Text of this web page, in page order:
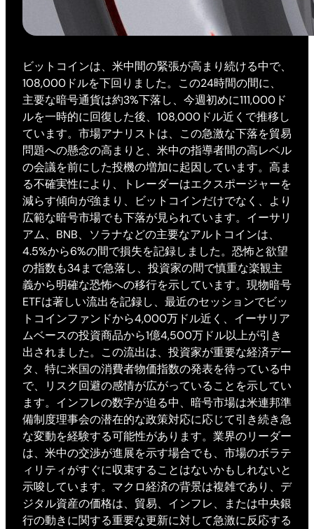
ビットコインは、米中間の緊張が高まり続ける中で、
108,000ドルを下回りました。この24時間の間に、
主要な暗号通貨は約3%下落し、今週初めに111,000ド
ルを一時的に回復した後、108,000ドル近くで推移し
ています。市場アナリストは、この急激な下落を貿易
問題への懸念の高まりと、米中の指導者間の高レベル
の会議を前にした投機の増加に起因しています。高ま
る不確実性により、トレーダーはエクスポージャーを
減らす傾向が強まり、ビットコインだけでなく、より
広範な暗号市場でも下落が見られています。イーサリ
アム、BNB、ソラナなどの主要なアルトコインは、
4.5%から6%の間で損失を記録しました。恐怖と欲望
の指数も34まで急落し、投資家の間で慎重な楽観主
義から明確な恐怖への移行を示しています。現物暗号
ETFは著しい流出を記録し、最近のセッションでビッ
トコインファンドから4,000万ドル近く、イーサリア
ムベースの投資商品から1億4,500万ドル以上が引き
出されました。この流出は、投資家が重要な経済デー
タ、特に米国の消費者物価指数の発表を待っている中
で、リスク回避の感情が広がっていることを示してい
ます。インフレの数字が迫る中、暗号市場は米連邦準
備制度理事会の潜在的な政策対応に応じて引き続き急
な変動を経験する可能性があります。業界のリーダー
は、米中の交渉が進展を示す場合でも、市場のボラテ
ィリティがすぐに収束することはないかもしれないと
示唆しています。マクロ経済の背景は複雑であり、デ
ジタル資産の価格は、貿易、インフレ、または中央銀
行の動きに関する重要な更新に対して急激に反応する